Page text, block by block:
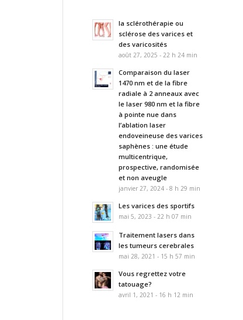
la sclérothérapie ou
sclérose des varices et
des varicosités
août 27, 2025 - 22 h 24 min
Comparaison du laser
1470 nm et de la fibre
radiale à 2 anneaux avec
le laser 980 nm et la fibre
à pointe nue dans
l’ablation laser
endoveineuse des varices
saphènes : une étude
multicentrique,
prospective, randomisée
et non aveugle
janvier 27, 2024 - 8 h 29 min
Les varices des sportifs
mai 5, 2023 - 22 h 07 min
Traitement lasers dans
les tumeurs cerebrales
mai 28, 2021 - 15 h 57 min
Vous regrettez votre
tatouage?
avril 1, 2021 - 16 h 12 min